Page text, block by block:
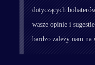
dotyczących
wasze opinie i
bardzo zależy nam na